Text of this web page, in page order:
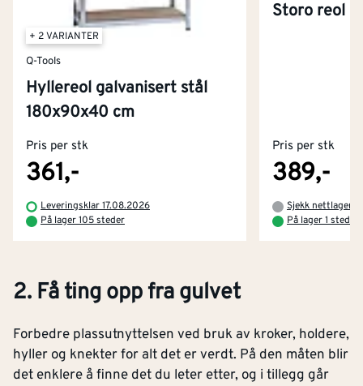
+ 2 VARIANTER
Q-Tools
Hyllereol galvanisert stål
180x90x40 cm
Pris per stk
361,-
Leveringsklar 17.08.2026
På lager 105 steder
Storo reol
Pris per stk
389,-
Sjekk nettlager
På lager 1 steder
2. Få ting opp fra gulvet
Forbedre plassutnyttelsen ved bruk av kroker, holdere,
hyller og knekter for alt det er verdt. På den måten blir
det enklere å finne det du leter etter, og i tillegg går